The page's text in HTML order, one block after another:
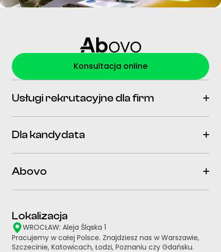
Konsultacja online
Usługi rekrutacyjne dla firm
Dla kandydata
Abovo
Lokalizacja
WROCŁAW: Aleja Śląska 1
Pracujemy w całej Polsce. Znajdziesz nas w Warszawie,
Szczecinie, Katowicach, Łodzi, Poznaniu czy Gdańsku.